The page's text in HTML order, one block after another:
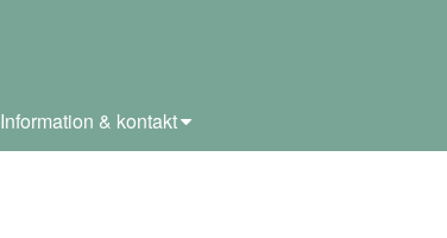
Information & kontakt